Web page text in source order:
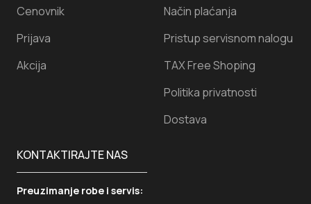
Način plaćanja
Pristup servisnom nalogu
TAX Free Shoping
Politika privatnosti
Dostava
KONTAKTIRAJTE NAS
Preuzimanje robe i servis:
Cenovnik
Prijava
Akcija